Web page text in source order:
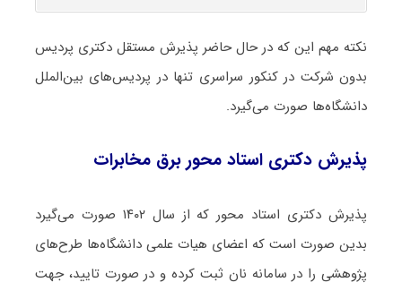
نکته مهم این که در حال حاضر پذیرش مستقل دکتری پردیس
بدون شرکت در کنکور سراسری تنها در پردیس‌های بین‌الملل
دانشگاه‌ها صورت می‌گیرد.
پذیرش دکتری استاد محور برق مخابرات
پذیرش دکتری استاد محور که از سال ۱۴۰۲ صورت می‌گیرد
بدین صورت است که اعضای هیات علمی دانشگاه‌ها طرح‌های
پژوهشی را در سامانه نان ثبت کرده و در صورت تایید، جهت